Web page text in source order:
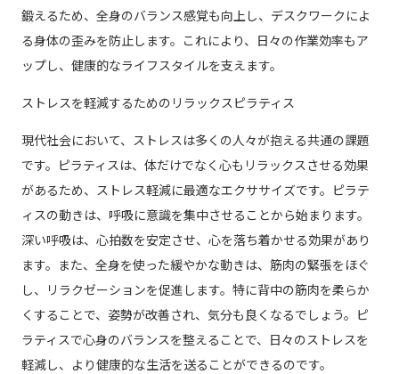
鍛えるため、全身のバランス感覚も向上し、デスクワークによ
る身体の歪みを防止します。これにより、日々の作業効率もア
ップし、健康的なライフスタイルを支えます。
ストレスを軽減するためのリラックスピラティス
現代社会において、ストレスは多くの人々が抱える共通の課題
です。ピラティスは、体だけでなく心もリラックスさせる効果
があるため、ストレス軽減に最適なエクササイズです。ピラテ
ィスの動きは、呼吸に意識を集中させることから始まります。
深い呼吸は、心拍数を安定させ、心を落ち着かせる効果があり
ます。また、全身を使った緩やかな動きは、筋肉の緊張をほぐ
し、リラクゼーションを促進します。特に背中の筋肉を柔らか
くすることで、姿勢が改善され、気分も良くなるでしょう。ピ
ラティスで心身のバランスを整えることで、日々のストレスを
軽減し、より健康的な生活を送ることができるのです。